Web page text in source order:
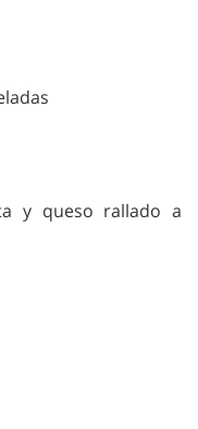
y queso rallado a